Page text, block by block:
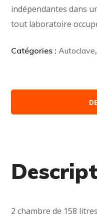
indépendantes dans
tout laboratoire
Catégories :Autoclave
2 chambre de 158 litres